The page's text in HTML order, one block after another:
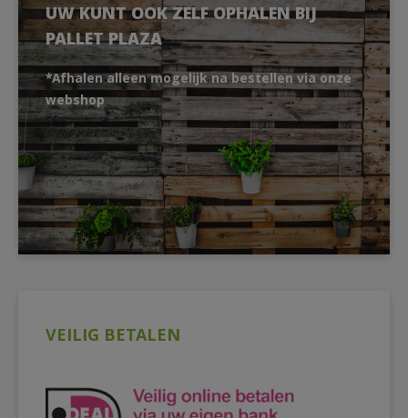
UW KUNT OOK ZELF OPHALEN BIJ
PALLET PLAZA
*Afhalen alleen mogelijk na bestellen via onze
webshop
VEILIG BETALEN